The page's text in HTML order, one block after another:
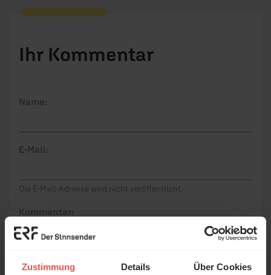
Zustimmung Details Über Cookies
Ihr Kommentar
Name:
E-Mail:
Die E-Mail-Adresse wird nicht veröffentlicht.
Kommentar: